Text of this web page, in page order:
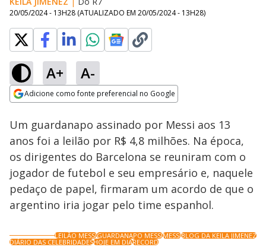
20/05/2024 - 13H28 (ATUALIZADO EM 20/05/2024 - 13H28)
A+ A-
Adicione como fonte preferencial no Google
Ativar
96.00%
Um guardanapo assinado por Messi aos 13
anos foi a leilão por R$ 4,8 milhões. Na época,
os dirigentes do Barcelona se reuniram com o
jogador de futebol e seu empresário e, naquele
pedaço de papel, firmaram um acordo de que o
argentino iria jogar pelo time espanhol.
LEILÃO MESSIGUARDANAPO MESSIMESSIBLOG DA KEILA JIMENEZ
DIÁRIO DAS CELEBRIDADESHOJE EM DIARECORD